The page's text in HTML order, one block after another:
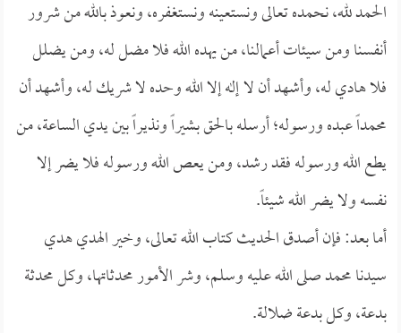
الحمد لله، نحمده تعالى ونستعينه ونستغفره، ونعوذ بالله من شرور
أنفسنا ومن سيئات أعمالنا، من يهده الله فلا مضل له، ومن يضلل
فلا هادي له، وأشهد أن لا إله إلا الله وحده لا شريك له، وأشهد أن
محمداً عبده ورسوله؛ أرسله بالحق بشيراً ونذيراً بين يدي الساعة، من
يطع الله ورسوله فقد رشد، ومن يعص الله ورسوله فلا يضر إلا
نفسه ولا يضر الله شيئاً.
أما بعد: فإن أصدق الحديث كتاب الله تعالى، وخير الهدي هدي
سيدنا محمد صلى الله عليه وسلم، وشر الأمور محدثاتها، وكل محدثة
بدعة، وكل بدعة ضلالة.